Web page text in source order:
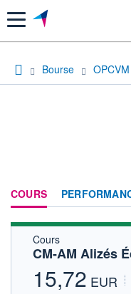
Menu
Bourse OPCVM
COURS
Cours
CM-AM Alizés
15,72 EUR